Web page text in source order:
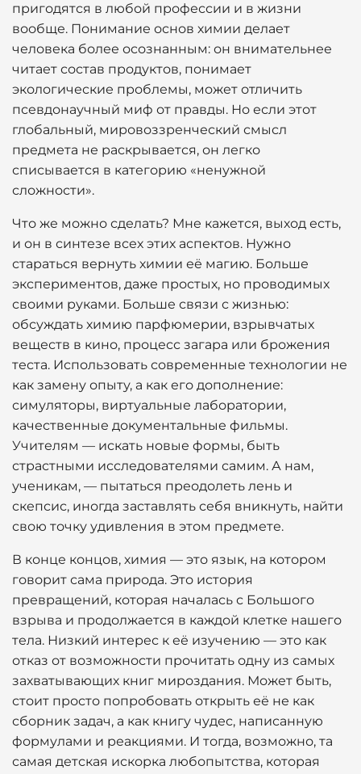
пригодятся в любой профессии и в жизни
вообще. Понимание основ химии делает
человека более осознанным: он внимательнее
читает состав продуктов, понимает
экологические проблемы, может отличить
псевдонаучный миф от правды. Но если этот
глобальный, мировоззренческий смысл
предмета не раскрывается, он легко
списывается в категорию «ненужной
сложности».
Что же можно сделать? Мне кажется, выход есть,
и он в синтезе всех этих аспектов. Нужно
стараться вернуть химии её магию. Больше
экспериментов, даже простых, но проводимых
своими руками. Больше связи с жизнью:
обсуждать химию парфюмерии, взрывчатых
веществ в кино, процесс загара или брожения
теста. Использовать современные технологии не
как замену опыту, а как его дополнение:
симуляторы, виртуальные лаборатории,
качественные документальные фильмы.
Учителям — искать новые формы, быть
страстными исследователями самим. А нам,
ученикам, — пытаться преодолеть лень и
скепсис, иногда заставлять себя вникнуть, найти
свою точку удивления в этом предмете.
В конце концов, химия — это язык, на котором
говорит сама природа. Это история
превращений, которая началась с Большого
взрыва и продолжается в каждой клетке нашего
тела. Низкий интерес к её изучению — это как
отказ от возможности прочитать одну из самых
захватывающих книг мироздания. Может быть,
стоит просто попробовать открыть её не как
сборник задач, а как книгу чудес, написанную
формулами и реакциями. И тогда, возможно, та
самая детская искорка любопытства, которая